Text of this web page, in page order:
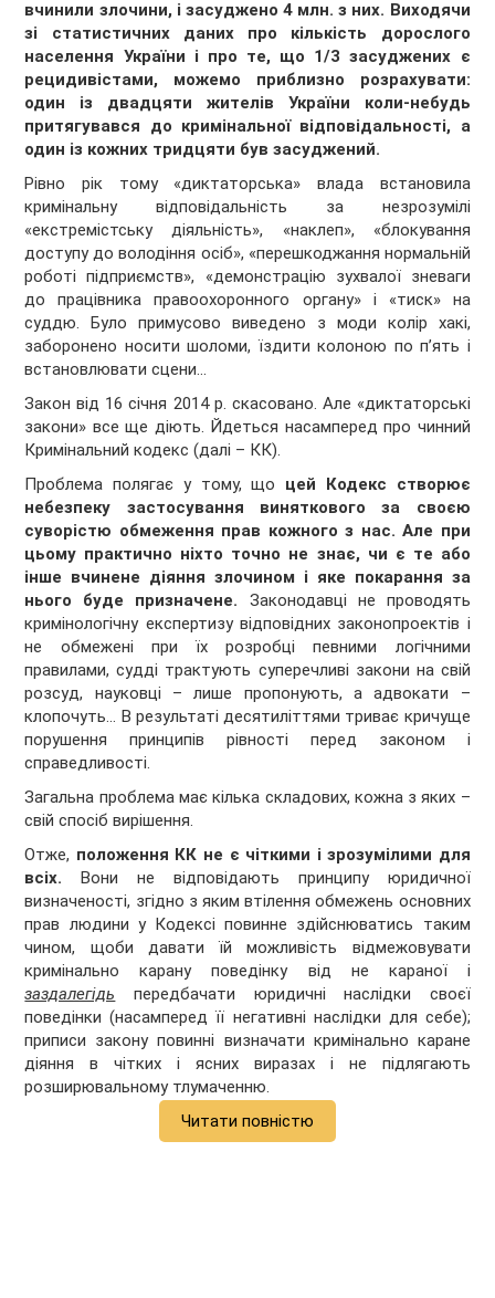
вчинили злочини, і засуджено 4 млн. з них. Виходячи
зі статистичних даних про кількість дорослого
населення України і про те, що 1/3 засуджених є
рецидивістами, можемо приблизно розрахувати:
один із двадцяти жителів України коли-небудь
притягувався до кримінальної відповідальності, а
один із кожних тридцяти був засуджений.
Рівно рік тому «диктаторська» влада встановила
кримінальну відповідальність за незрозумілі
«екстремістську діяльність», «наклеп», «блокування
доступу до володіння осіб», «перешкоджання нормальній
роботі підприємств», «демонстрацію зухвалої зневаги
до працівника правоохоронного органу» і «тиск» на
суддю. Було примусово виведено з моди колір хакі,
заборонено носити шоломи, їздити колоною по п’ять і
встановлювати сцени...
Закон від 16 січня 2014 р. скасовано. Але «диктаторські
закони» все ще діють. Йдеться насамперед про чинний
Кримінальний кодекс (далі – КК).
Проблема полягає у тому, що цей Кодекс створює
небезпеку застосування виняткового за своєю
суворістю обмеження прав кожного з нас. Але при
цьому практично ніхто точно не знає, чи є те або
інше вчинене діяння злочином і яке покарання за
нього буде призначене. Законодавці не проводять
кримінологічну експертизу відповідних законопроектів і
не обмежені при їх розробці певними логічними
правилами, судді трактують суперечливі закони на свій
розсуд, науковці – лише пропонують, а адвокати –
клопочуть... В результаті десятиліттями триває кричуще
порушення принципів рівності перед законом і
справедливості.
Загальна проблема має кілька складових, кожна з яких –
свій спосіб вирішення.
Отже, положення КК не є чіткими і зрозумілими для
всіх.Вони не відповідають принципу юридичної
визначеності, згідно з яким втілення обмежень основних
прав людини у Кодексі повинне здійснюватись таким
чином, щоби давати їй можливість відмежовувати
кримінально карану поведінку від не караної і
заздалегідь передбачати юридичні наслідки своєї
поведінки (насамперед її негативні наслідки для себе);
приписи закону повинні визначати кримінально каране
діяння в чітких і ясних виразах і не підлягають
розширювальному тлумаченню.
Читати повністю